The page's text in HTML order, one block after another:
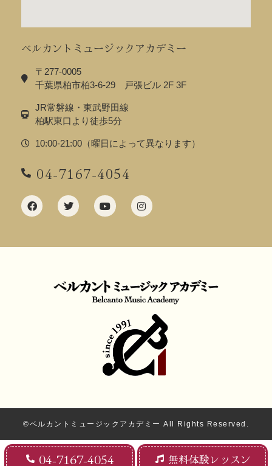
ベルカントミュージックアカデミー
〒277-0005
千葉県柏市柏3-6-29 戸張ビル 2F 3F
JR常磐線・東武野田線
柏駅東口より徒歩5分
10:00-21:00（曜日によって異なります）
04-7167-4054
©ベルカントミュージックアカデミー All Rights Reserved.
04-7167-4054 無料体験レッスン